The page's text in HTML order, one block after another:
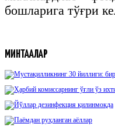
бошларига тўғри
МИНТАҚАЛАР